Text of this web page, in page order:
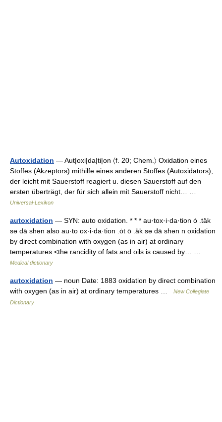
Autoxidation — Aut|oxi|da|ti|on 〈f. 20; Chem.〉 Oxidation eines
Stoffes (Akzeptors) mithilfe eines anderen Stoffes (Autoxidators),
der leicht mit Sauerstoff reagiert u. diesen Sauerstoff auf den
ersten überträgt, der für sich allein mit Sauerstoff nicht… …
Universal-Lexikon
autoxidation — SYN: auto oxidation. * * * au·tox·i·da·tion ȯ .täk
sə dā shən also au·to ox·i·da·tion .ȯt ō .äk sə dā shən n oxidation
by direct combination with oxygen (as in air) at ordinary
temperatures <the rancidity of fats and oils is caused by… …
Medical dictionary
autoxidation — noun Date: 1883 oxidation by direct combination
with oxygen (as in air) at ordinary temperatures …
New Collegiate
Dictionary